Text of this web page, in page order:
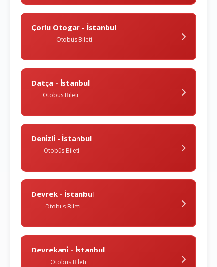
Çorlu Otogar - İstanbul
Otobüs Bileti
Datça - İstanbul
Otobüs Bileti
Deni̇zli̇ - İstanbul
Otobüs Bileti
Devrek - İstanbul
Otobüs Bileti
Devrekani̇ - İstanbul
Otobüs Bileti